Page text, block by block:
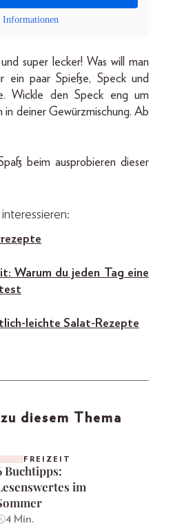
Informationen
super lecker! Was will man
ein paar Spieße, Speck und
Wickle den Speck eng um
in deiner Gewürzmischung. Ab
beim ausprobieren dieser
Warum du jeden Tag eine
leichte Salat-Rezepte
diesem Thema
FREIZEIT
Buchtipps:
im
4 Min.